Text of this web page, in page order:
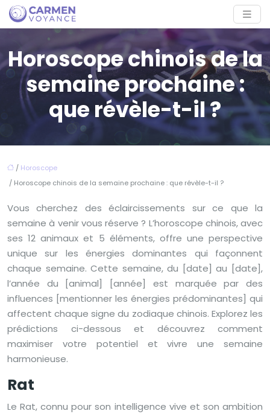
Horoscope chinois de la
semaine prochaine :
que révèle-t-il ?
/ Horoscope
/ Horoscope chinois de la semaine prochaine : que révèle-t-il ?
Vous cherchez des éclaircissements sur ce que la
semaine à venir vous réserve ? L’horoscope chinois, avec
ses 12 animaux et 5 éléments, offre une perspective
unique sur les énergies dominantes qui façonnent
chaque semaine. Cette semaine, du [date] au [date],
l’année du [animal] [année] est marquée par des
influences [mentionner les énergies prédominantes] qui
affectent chaque signe du zodiaque chinois. Explorez les
prédictions ci-dessous et découvrez comment
maximiser votre potentiel et vivre une semaine
harmonieuse.
Rat
Le Rat, connu pour son intelligence vive et son ambition